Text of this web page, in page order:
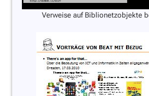
Verweise auf Biblionetzobjekte